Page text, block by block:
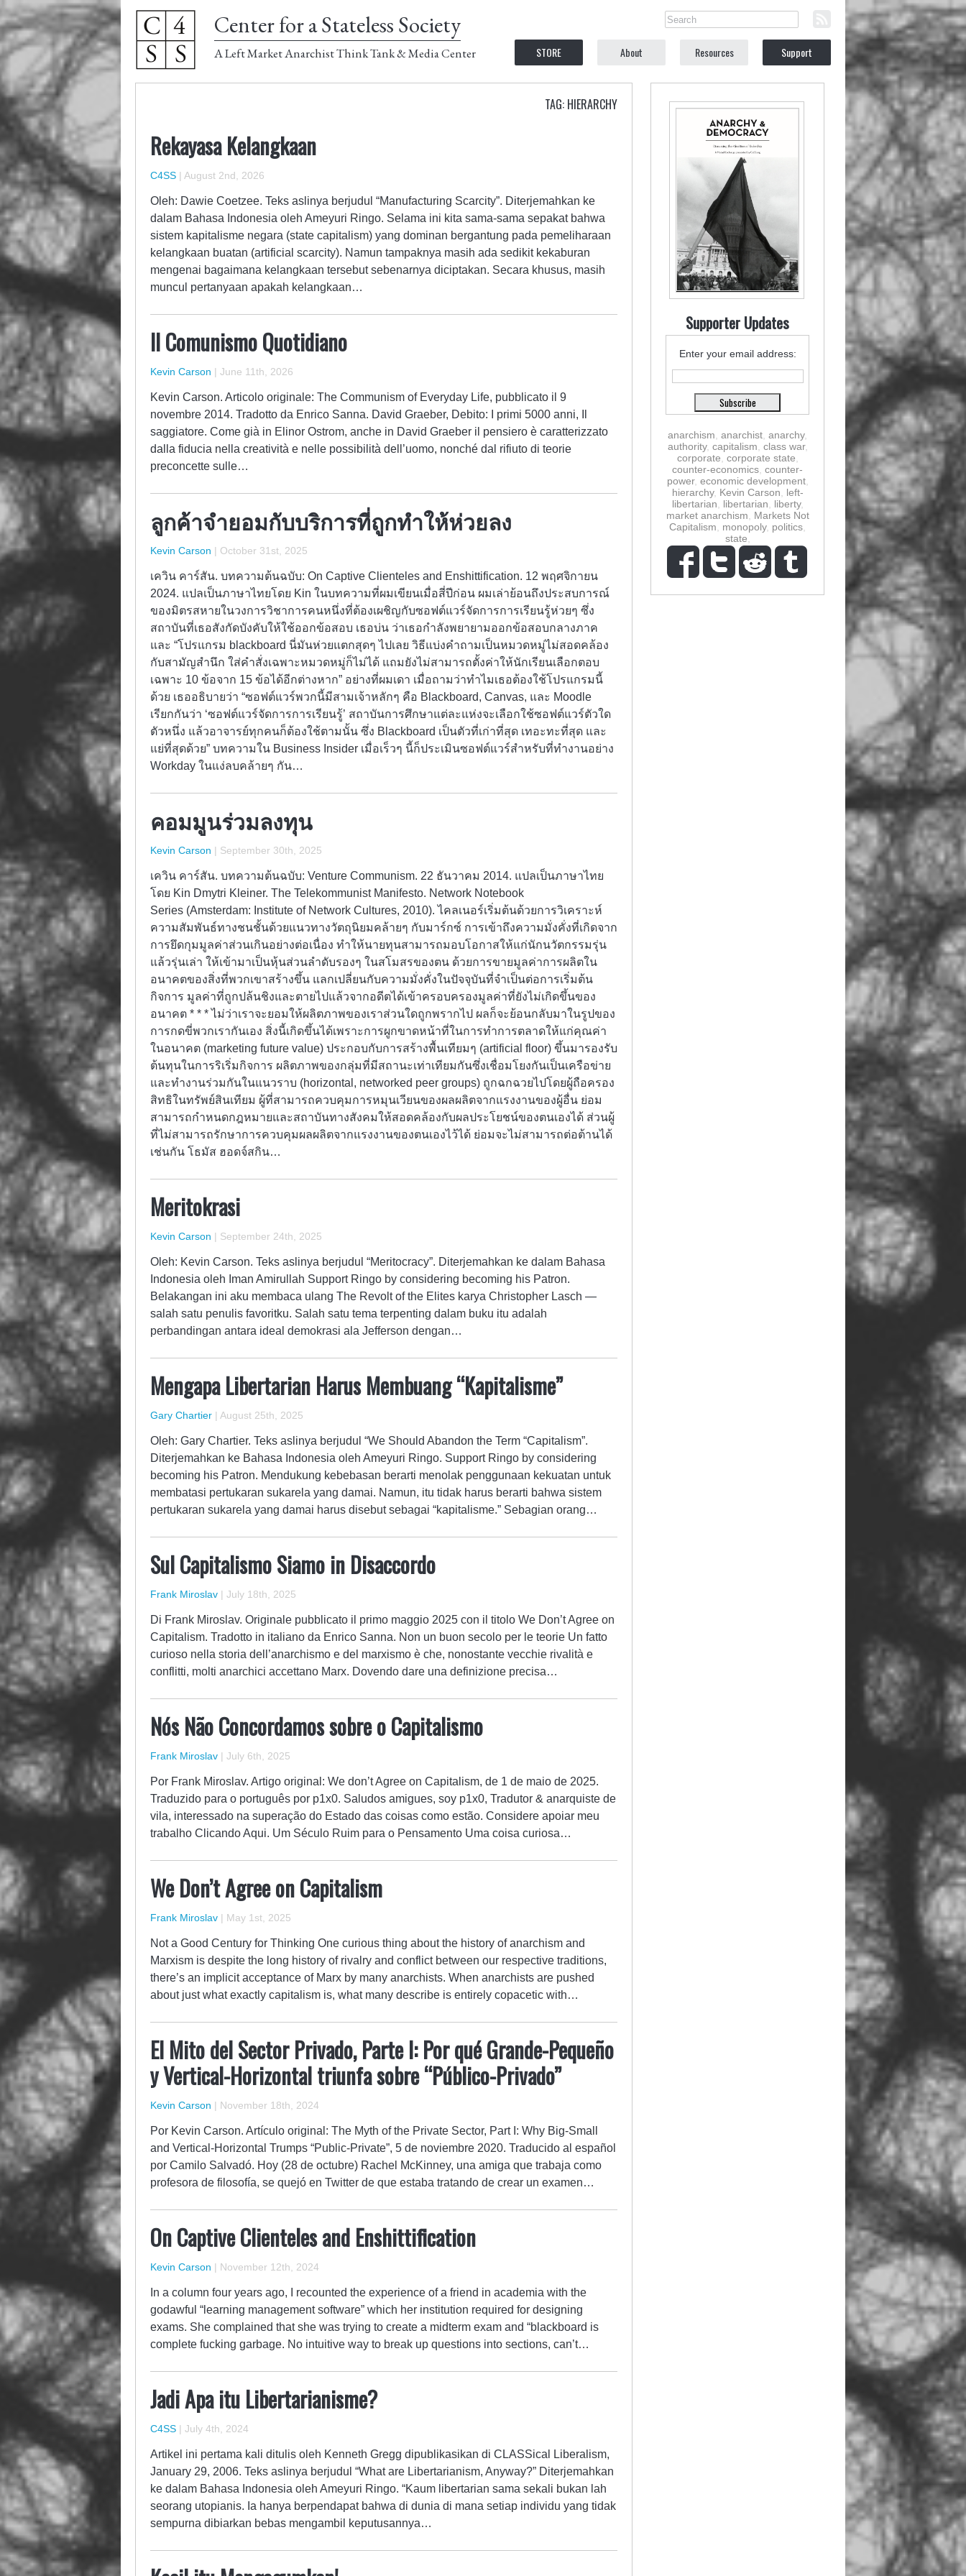
Center for a Stateless Society
A Left Market Anarchist Think Tank & Media Center STORE About Resources Support
TAG: HIERARCHY
Rekayasa Kelangkaan
C4SS | August 2nd, 2026
Oleh: Dawie Coetzee. Teks aslinya berjudul “Manufacturing Scarcity”. Diterjemahkan ke
dalam Bahasa Indonesia oleh Ameyuri Ringo. Selama ini kita sama-sama sepakat bahwa
sistem kapitalisme negara (state capitalism) yang dominan bergantung pada pemeliharaan
kelangkaan buatan (artificial scarcity). Namun tampaknya masih ada sedikit kekaburan
mengenai bagaimana kelangkaan tersebut sebenarnya diciptakan. Secara khusus, masih
muncul pertanyaan apakah kelangkaan…
Il Comunismo Quotidiano
Kevin Carson | June 11th, 2026
Kevin Carson. Articolo originale: The Communism of Everyday Life, pubblicato il 9
novembre 2014. Tradotto da Enrico Sanna. David Graeber, Debito: I primi 5000 anni, Il
saggiatore. Come già in Elinor Ostrom, anche in David Graeber il pensiero è caratterizzato
dalla fiducia nella creatività e nelle possibilità dell’uomo, nonché dal rifiuto di teorie
preconcette sulle…
ลูกค้าจำยอมกับบริการที่ถูกทำให้ห่วยลง
Kevin Carson | October 31st, 2025
เควิน คาร์สัน. บทความต้นฉบับ: On Captive Clienteles and Enshittification. 12 พฤศจิกายน
2024. แปลเป็นภาษาไทยโดย Kin ในบทความที่ผมเขียนเมื่อสี่ปีก่อน ผมเล่าย้อนถึงประสบการณ์
ของมิตรสหายในวงการวิชาการคนหนึ่งที่ต้องเผชิญกับซอฟต์แวร์จัดการการเรียนรู้ห่วยๆ ซึ่ง
สถาบันที่เธอสังกัดบังคับให้ใช้ออกข้อสอบ เธอบ่น ว่าเธอกำลังพยายามออกข้อสอบกลางภาค
และ “โปรแกรม blackboard นี่มันห่วยแตกสุดๆ ไปเลย วิธีแบ่งคำถามเป็นหมวดหมู่ไม่สอดคล้อง
กับสามัญสำนึก ใส่คำสั่งเฉพาะหมวดหมู่ก็ไม่ได้ แถมยังไม่สามารถตั้งค่าให้นักเรียนเลือกตอบ
เฉพาะ 10 ข้อจาก 15 ข้อได้อีกต่างหาก” อย่างที่ผมเดา เมื่อถามว่าทำไมเธอต้องใช้โปรแกรมนี้
ด้วย เธออธิบายว่า “ซอฟต์แวร์พวกนี้มีสามเจ้าหลักๆ คือ Blackboard, Canvas, และ Moodle
เรียกกันว่า ‘ซอฟต์แวร์จัดการการเรียนรู้’ สถาบันการศึกษาแต่ละแห่งจะเลือกใช้ซอฟต์แวร์ตัวใด
ตัวหนึ่ง แล้วอาจารย์ทุกคนก็ต้องใช้ตามนั้น ซึ่ง Blackboard เป็นตัวที่เก่าที่สุด เทอะทะที่สุด และ
แย่ที่สุดด้วย” บทความใน Business Insider เมื่อเร็วๆ นี้ก็ประเมินซอฟต์แวร์สำหรับที่ทำงานอย่าง
Workday ในแง่ลบคล้ายๆ กัน…
คอมมูนร่วมลงทุน
Kevin Carson | September 30th, 2025
เควิน คาร์สัน. บทความต้นฉบับ: Venture Communism. 22 ธันวาคม 2014. แปลเป็นภาษาไทย
โดย Kin Dmytri Kleiner. The Telekommunist Manifesto. Network Notebook
Series (Amsterdam: Institute of Network Cultures, 2010). ไคลเนอร์เริ่มต้นด้วยการวิเคราะห์
ความสัมพันธ์ทางชนชั้นด้วยแนวทางวัตถุนิยมคล้ายๆ กับมาร์กซ์ การเข้าถึงความมั่งคั่งที่เกิดจาก
การยึดกุมมูลค่าส่วนเกินอย่างต่อเนื่อง ทำให้นายทุนสามารถมอบโอกาสให้แก่นักนวัตกรรมรุ่น
แล้วรุ่นเล่า ให้เข้ามาเป็นหุ้นส่วนลำดับรองๆ ในสโมสรของตน ด้วยการขายมูลค่าการผลิตใน
อนาคตของสิ่งที่พวกเขาสร้างขึ้น แลกเปลี่ยนกับความมั่งคั่งในปัจจุบันที่จำเป็นต่อการเริ่มต้น
กิจการ มูลค่าที่ถูกปล้นชิงและตายไปแล้วจากอดีตได้เข้าครอบครองมูลค่าที่ยังไม่เกิดขึ้นของ
อนาคต * * * ไม่ว่าเราจะยอมให้ผลิตภาพของเราส่วนใดถูกพรากไป ผลก็จะย้อนกลับมาในรูปของ
การกดขี่พวกเรากันเอง สิ่งนี้เกิดขึ้นได้เพราะการผูกขาดหน้าที่ในการทำการตลาดให้แก่คุณค่า
ในอนาคต (marketing future value) ประกอบกับการสร้างพื้นเทียมๆ (artificial floor) ขึ้นมารองรับ
ต้นทุนในการริเริ่มกิจการ ผลิตภาพของกลุ่มที่มีสถานะเท่าเทียมกันซึ่งเชื่อมโยงกันเป็นเครือข่าย
และทำงานร่วมกันในแนวราบ (horizontal, networked peer groups) ถูกฉกฉวยไปโดยผู้ถือครอง
สิทธิในทรัพย์สินเทียม ผู้ที่สามารถควบคุมการหมุนเวียนของผลผลิตจากแรงงานของผู้อื่น ย่อม
สามารถกำหนดกฎหมายและสถาบันทางสังคมให้สอดคล้องกับผลประโยชน์ของตนเองได้ ส่วนผู้
ที่ไม่สามารถรักษาการควบคุมผลผลิตจากแรงงานของตนเองไว้ได้ ย่อมจะไม่สามารถต่อต้านได้
เช่นกัน โธมัส ฮอดจ์สกิน…
Meritokrasi
Kevin Carson | September 24th, 2025
Oleh: Kevin Carson. Teks aslinya berjudul “Meritocracy”. Diterjemahkan ke dalam Bahasa
Indonesia oleh Iman Amirullah Support Ringo by considering becoming his Patron.
Belakangan ini aku membaca ulang The Revolt of the Elites karya Christopher Lasch —
salah satu penulis favoritku. Salah satu tema terpenting dalam buku itu adalah
perbandingan antara ideal demokrasi ala Jefferson dengan…
Mengapa Libertarian Harus Membuang “Kapitalisme”
Gary Chartier | August 25th, 2025
Oleh: Gary Chartier. Teks aslinya berjudul “We Should Abandon the Term “Capitalism”.
Diterjemahkan ke Bahasa Indonesia oleh Ameyuri Ringo. Support Ringo by considering
becoming his Patron. Mendukung kebebasan berarti menolak penggunaan kekuatan untuk
membatasi pertukaran sukarela yang damai. Namun, itu tidak harus berarti bahwa sistem
pertukaran sukarela yang damai harus disebut sebagai “kapitalisme.” Sebagian orang…
Sul Capitalismo Siamo in Disaccordo
Frank Miroslav | July 18th, 2025
Di Frank Miroslav. Originale pubblicato il primo maggio 2025 con il titolo We Don’t Agree on
Capitalism. Tradotto in italiano da Enrico Sanna. Non un buon secolo per le teorie Un fatto
curioso nella storia dell’anarchismo e del marxismo è che, nonostante vecchie rivalità e
conflitti, molti anarchici accettano Marx. Dovendo dare una definizione precisa…
Nós Não Concordamos sobre o Capitalismo
Frank Miroslav | July 6th, 2025
Por Frank Miroslav. Artigo original: We don’t Agree on Capitalism, de 1 de maio de 2025.
Traduzido para o português por p1x0. Saludos amigues, soy p1x0, Tradutor & anarquiste de
vila, interessado na superação do Estado das coisas como estão. Considere apoiar meu
trabalho Clicando Aqui. Um Século Ruim para o Pensamento Uma coisa curiosa…
We Don’t Agree on Capitalism
Frank Miroslav | May 1st, 2025
Not a Good Century for Thinking One curious thing about the history of anarchism and
Marxism is despite the long history of rivalry and conflict between our respective traditions,
there’s an implicit acceptance of Marx by many anarchists. When anarchists are pushed
about just what exactly capitalism is, what many describe is entirely copacetic with…
El Mito del Sector Privado, Parte I: Por qué Grande-Pequeño
y Vertical-Horizontal triunfa sobre “Público-Privado”
Kevin Carson | November 18th, 2024
Por Kevin Carson. Artículo original: The Myth of the Private Sector, Part I: Why Big-Small
and Vertical-Horizontal Trumps “Public-Private”, 5 de noviembre 2020. Traducido al español
por Camilo Salvadó. Hoy (28 de octubre) Rachel McKinney, una amiga que trabaja como
profesora de filosofía, se quejó en Twitter de que estaba tratando de crear un examen…
On Captive Clienteles and Enshittification
Kevin Carson | November 12th, 2024
In a column four years ago, I recounted the experience of a friend in academia with the
godawful “learning management software” which her institution required for designing
exams. She complained that she was trying to create a midterm exam and “blackboard is
complete fucking garbage. No intuitive way to break up questions into sections, can’t…
Jadi Apa itu Libertarianisme?
C4SS | July 4th, 2024
Artikel ini pertama kali ditulis oleh Kenneth Gregg dipublikasikan di CLASSical Liberalism,
January 29, 2006. Teks aslinya berjudul “What are Libertarianism, Anyway?” Diterjemahkan
ke dalam Bahasa Indonesia oleh Ameyuri Ringo. “Kaum libertarian sama sekali bukan lah
seorang utopianis. Ia hanya berpendapat bahwa di dunia di mana setiap individu yang tidak
sempurna dibiarkan bebas mengambil keputusannya…
Supporter Updates
Enter your email address:
anarchism anarchist anarchy,
authority, capitalism class war,
corporate corporate state
counter-economics counter-
power, economic development,
hierarchy, Kevin Carson
left-
libertarian
libertarian liberty,
market anarchism
Markets Not
Capitalism
monopoly, politics
state